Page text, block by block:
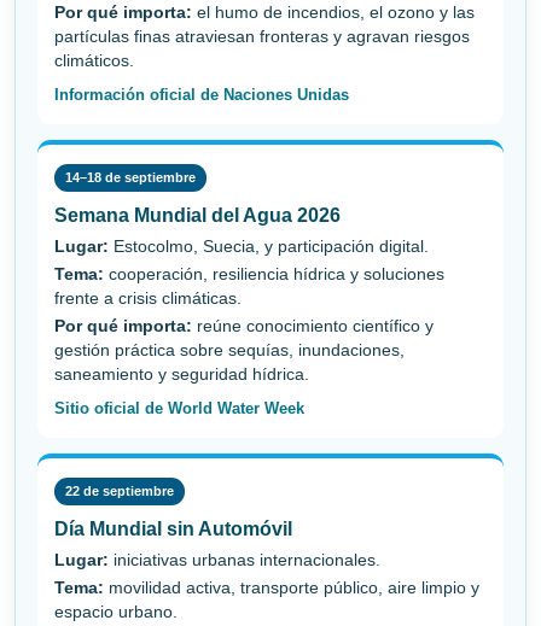
Por qué importa: el humo de incendios, el ozono y las
partículas finas atraviesan fronteras y agravan riesgos
climáticos.
Información oficial de Naciones Unidas
14–18 de septiembre
Semana Mundial del Agua 2026
Lugar: Estocolmo, Suecia, y participación digital.
Tema: cooperación, resiliencia hídrica y soluciones
frente a crisis climáticas.
Por qué importa: reúne conocimiento científico y
gestión práctica sobre sequías, inundaciones,
saneamiento y seguridad hídrica.
Sitio oficial de World Water Week
22 de septiembre
Día Mundial sin Automóvil
Lugar: iniciativas urbanas internacionales.
Tema: movilidad activa, transporte público, aire limpio y
espacio urbano.